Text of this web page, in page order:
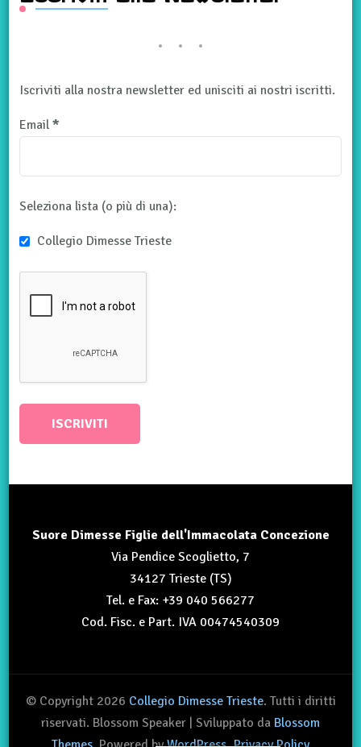
Iscriviti alla nostra newsletter ed unisciti ai nostri iscritti.
Email *
Seleziona lista (o più di una):
Collegio Dimesse Trieste
Suore Dimesse Figlie dell'Immacolata Concezione
Via Pendice Scoglietto, 7
34127 Trieste (TS)
Tel. e Fax: +39 040 566277
Cod. Fisc. e Part. IVA 00474540309
© Copyright 2026 Collegio Dimesse Trieste. Tutti i diritti
riservati. Blossom Speaker | Sviluppato da Blossom